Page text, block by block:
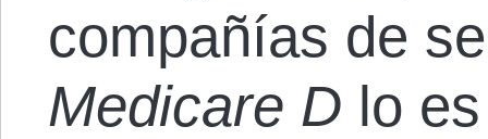
compañías de
Medicare D lo